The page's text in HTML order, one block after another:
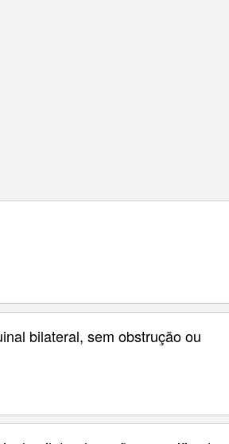
bilateral, sem obstrução ou